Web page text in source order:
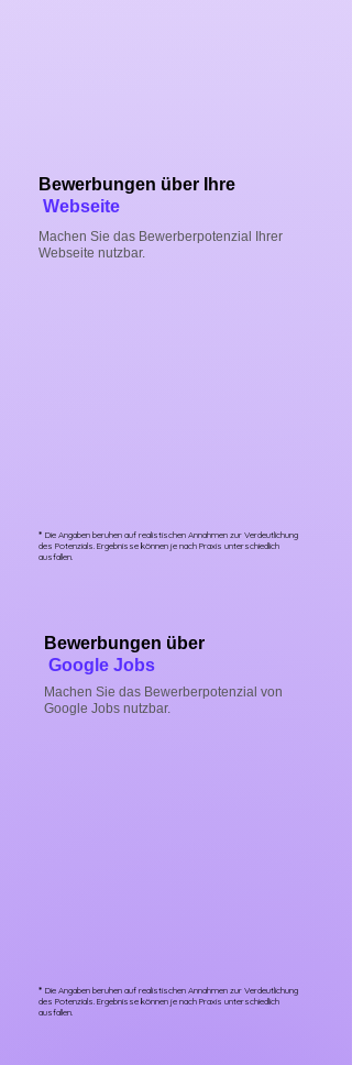
Bewerbungen über Ihre
Webseite
Machen Sie das Bewerberpotenzial Ihrer
Webseite nutzbar.
* Die Angaben beruhen auf realistischen Annahmen zur Verdeutlichung
des Potenzials. Ergebnisse können je nach Praxis unterschiedlich
ausfallen.
Bewerbungen über
Google Jobs
Machen Sie das Bewerberpotenzial von
Google Jobs nutzbar.
* Die Angaben beruhen auf realistischen Annahmen zur Verdeutlichung
des Potenzials. Ergebnisse können je nach Praxis unterschiedlich
ausfallen.